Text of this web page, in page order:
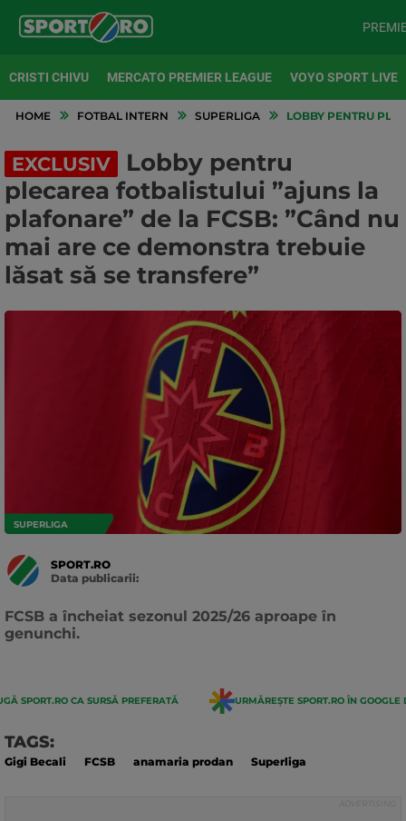
CRISTI CHIVU MERCATO PREMIER LEAGUE VOYO SPORT LIVE
HOME FOTBAL INTERN SUPERLIGA LOBBY PENTRU
EXCLUSIV
Lobby pentru
plecarea fotbalistului ”ajuns la
plafonare” de la FCSB: ”Când nu
mai are ce demonstra trebuie
lăsat să se transfere”
SUPERLIGA
SPORT.RO
Data publicarii:
FCSB a încheiat sezonul 2025/26 aproape în
genunchi.
SPORT.RO CA SURSĂ PREFERATĂ URMĂREȘTE SPORT.RO ÎN GOOGLE
TAGS:
Gigi Becali FCSB anamaria prodan Superliga